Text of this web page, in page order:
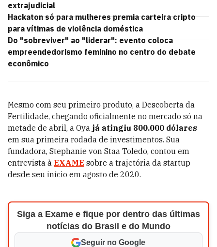
extrajudicial
Hackaton só para mulheres premia carteira cripto
para vítimas de violência doméstica
Do "sobreviver" ao "liderar": evento coloca
empreendedorismo feminino no centro do debate
econômico
Mesmo com seu primeiro produto, a Descoberta da
Fertilidade, chegando oficialmente no mercado só na
metade de abril, a Oya já atingiu 800.000 dólares
em sua primeira rodada de investimentos. Sua
fundadora, Stephanie von Staa Toledo, contou em
entrevista à EXAME sobre a trajetória da startup
desde seu início em agosto de 2020.
Siga a Exame e fique por dentro das últimas
notícias do Brasil e do Mundo
Seguir no Google